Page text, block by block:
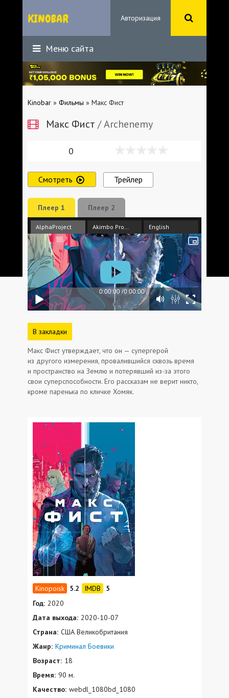
Авторизация
Меню сайта
Kinobar » Фильмы » Макс Фист
Макс Фист / Archenemy
0
Смотреть Трейлер
Плеер 1 Плеер 2
AlphaProject English
В закладки
Макс Фист утверждает, что он — супергерой
из другого измерения, провалившийся сквозь время
и пространство на Землю и потерявший из-за этого
свои суперспособности. Его рассказам не верит никто,
кроме паренька по кличке Хомяк.
5.2
5
Год: 2020
Дата выхода: 2020-10-07
Страна: США Великобритания
Жанр: Криминал Боевики
Возраст: 18
Время: 90 м.
Качество: webdl_1080bd_1080